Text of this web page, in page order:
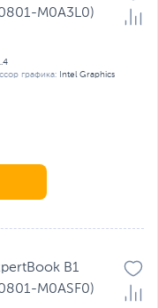
M0A3L0)
графика: Intel Graphics
B1
M0ASF0)